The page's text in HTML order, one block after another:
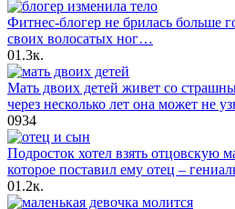
Фитнес-блогер не брилась больше
своих волосатых ног…
01.3к.
Мать двоих детей живет со
через несколько лет она может не
0934
Подросток хотел взять отцовскую
которое поставил ему отец –
01.2к.